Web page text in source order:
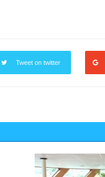
Tweet on twitter